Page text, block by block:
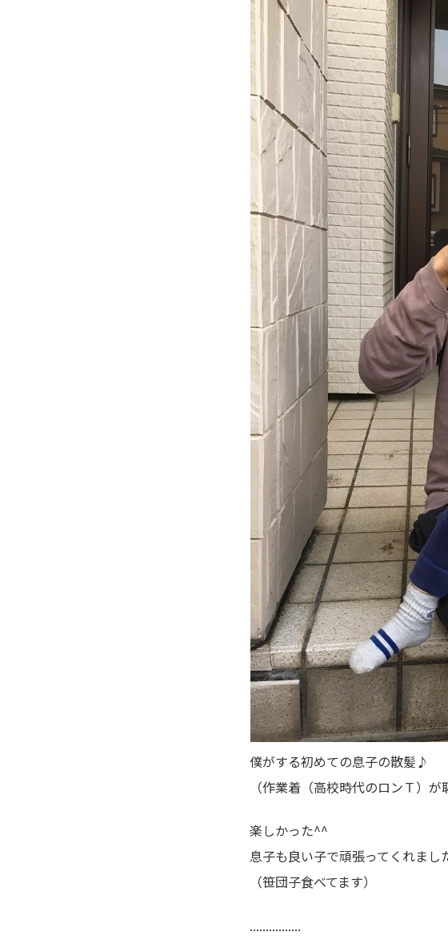
僕がする初めての息子の散髪♪
（作業着（高校時代のロンＴ）が
楽しかった^^
息子も良い子で頑張ってくれまし
（笹団子食べてます）
................